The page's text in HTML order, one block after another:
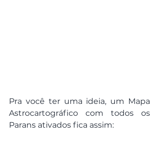
Pra você ter uma ideia, um Mapa
Astrocartográfico com todos os
Parans ativados fica assim: